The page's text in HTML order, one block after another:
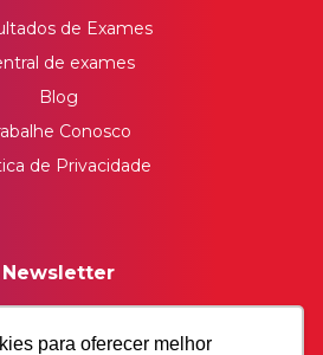
para oferecer melhor
de Exames
de exames
Blog
Conosco
de Privacidade
Newsletter
exclusivos.